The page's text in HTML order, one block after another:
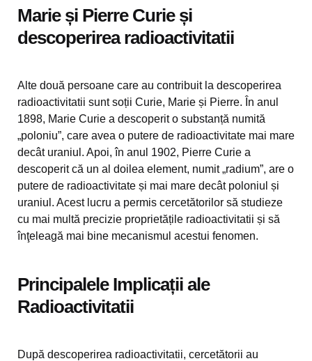
Marie și Pierre Curie și
descoperirea radioactivitatii
Alte două persoane care au contribuit la descoperirea
radioactivitatii sunt soții Curie, Marie și Pierre. În anul
1898, Marie Curie a descoperit o substanță numită
„poloniu”, care avea o putere de radioactivitate mai mare
decât uraniul. Apoi, în anul 1902, Pierre Curie a
descoperit că un al doilea element, numit „radium”, are o
putere de radioactivitate și mai mare decât poloniul și
uraniul. Acest lucru a permis cercetătorilor să studieze
cu mai multă precizie proprietățile radioactivitatii și să
înţeleagă mai bine mecanismul acestui fenomen.
Principalele Implicații ale
Radioactivitatii
După descoperirea radioactivitatii, cercetătorii au